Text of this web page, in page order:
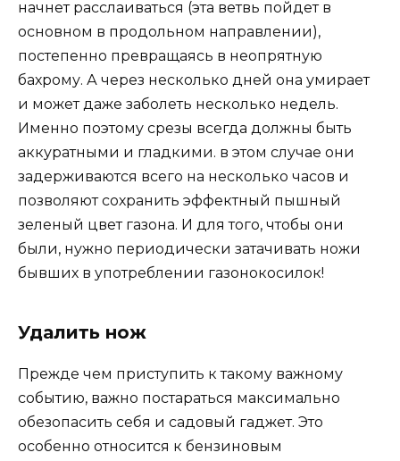
начнет расслаиваться (эта ветвь пойдет в
основном в продольном направлении),
постепенно превращаясь в неопрятную
бахрому. А через несколько дней она умирает
и может даже заболеть несколько недель.
Именно поэтому срезы всегда должны быть
аккуратными и гладкими. в этом случае они
задерживаются всего на несколько часов и
позволяют сохранить эффектный пышный
зеленый цвет газона. И для того, чтобы они
были, нужно периодически затачивать ножи
бывших в употреблении газонокосилок!
Удалить нож
Прежде чем приступить к такому важному
событию, важно постараться максимально
обезопасить себя и садовый гаджет. Это
особенно относится к бензиновым